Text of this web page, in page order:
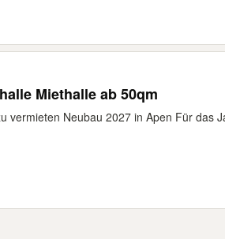
Miethalle ab 50qm
vermieten Neubau 2027 in Apen Für das